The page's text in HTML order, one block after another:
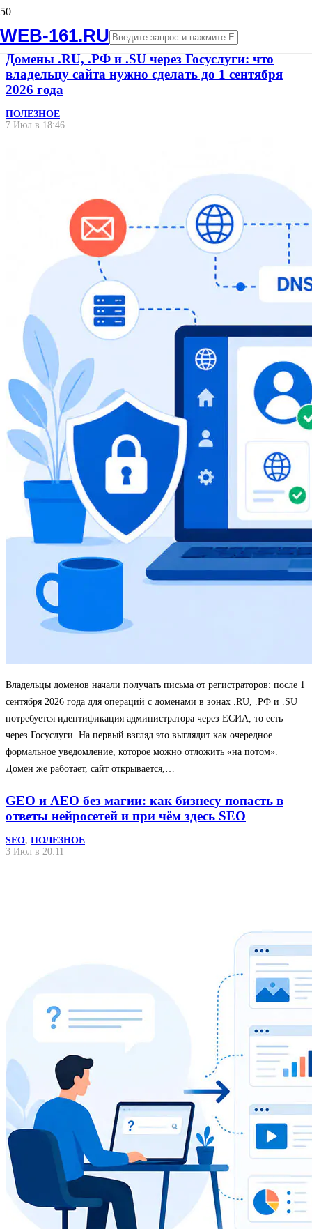
WEB-161.RU
Домены .RU, .РФ и .SU через Госуслуги: что
владельцу сайта нужно сделать до 1 сентября
2026 года
ПОЛЕЗНОЕ
7 Июл в 18:46
Владельцы доменов начали получать письма от регистраторов: после 1
сентября 2026 года для операций с доменами в зонах .RU, .РФ и .SU
потребуется идентификация администратора через ЕСИА, то есть
через Госуслуги. На первый взгляд это выглядит как очередное
формальное уведомление, которое можно отложить «на потом».
Домен же работает, сайт открывается,…
GEO и AEO без магии: как бизнесу попасть в
ответы нейросетей и при чём здесь SEO
SEO, ПОЛЕЗНОЕ
3 Июл в 20:11